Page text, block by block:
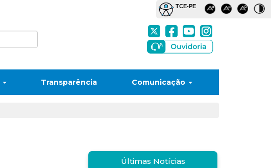
Transparência Comunicação
Últimas Notícias